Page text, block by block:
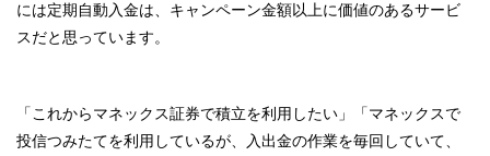
には定期自動入金は、キャンペーン金額以上に価値のあるサービ
スだと思っています。
「これからマネックス証券で積立を利用したい」「マネックスで
投信つみたてを利用しているが、入出金の作業を毎回していて、